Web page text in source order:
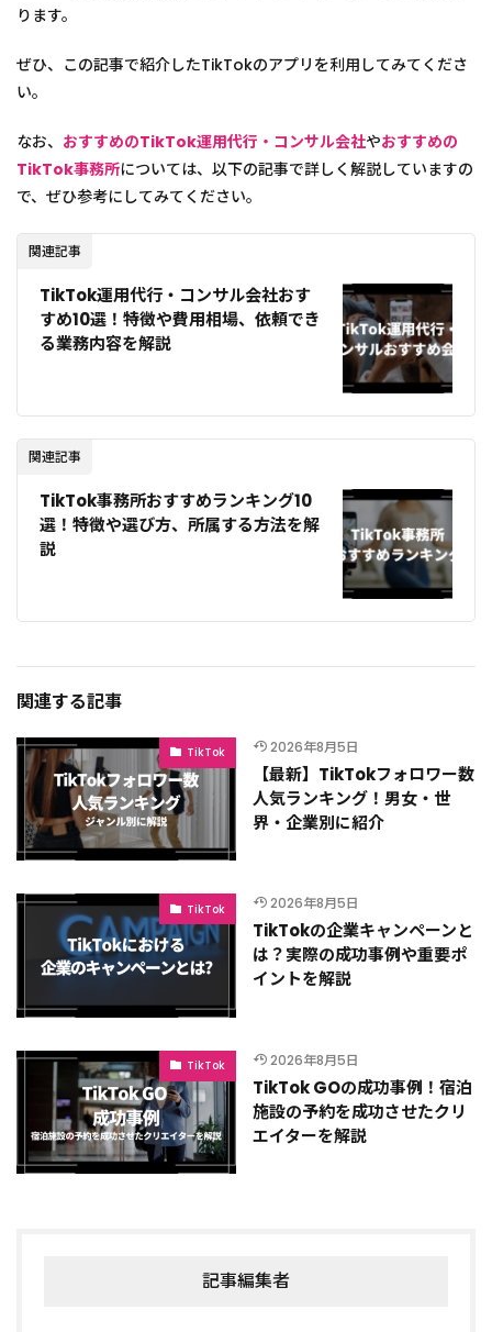
ります。
ぜひ、この記事で紹介したTikTokのアプリを利用してみてくださ
い。
なお、 おすすめのTikTok運用代行・コンサル会社やおすすめの
TikTok事務所については、以下の記事で詳しく解説していますの
で、ぜひ参考にしてみてください。
関連記事
TikTok運用代行・コンサル会社おす
すめ10選！特徴や費用相場、依頼でき
る業務内容を解説
関連記事
TikTok事務所おすすめランキング10
選！特徴や選び方、所属する方法を解
説
関連する記事
TikTok 2026年8月5日
【最新】TikTokフォロワー数
人気ランキング！男女・世
界・企業別に紹介
TikTok 2026年8月5日
TikTokの企業キャンペーンと
は？実際の成功事例や重要ポ
イントを解説
TikTok 2026年8月5日
TikTok GOの成功事例！宿泊
施設の予約を成功させたクリ
エイターを解説
記事編集者